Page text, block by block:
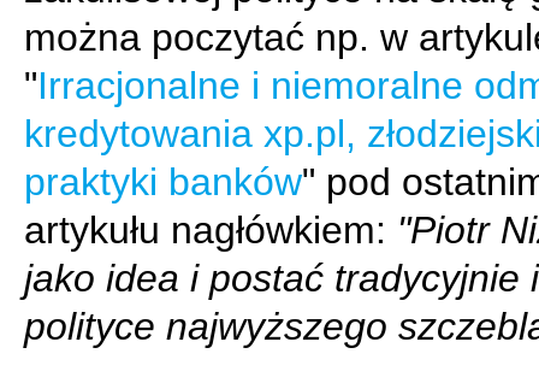
można poczytać np. w
"Irracjonalne i niemoralne
kredytowania xp.pl,
praktyki banków" pod
artykułu nagłówkiem: "Piotr
jako idea i postać tradycyjnie
polityce najwyższego